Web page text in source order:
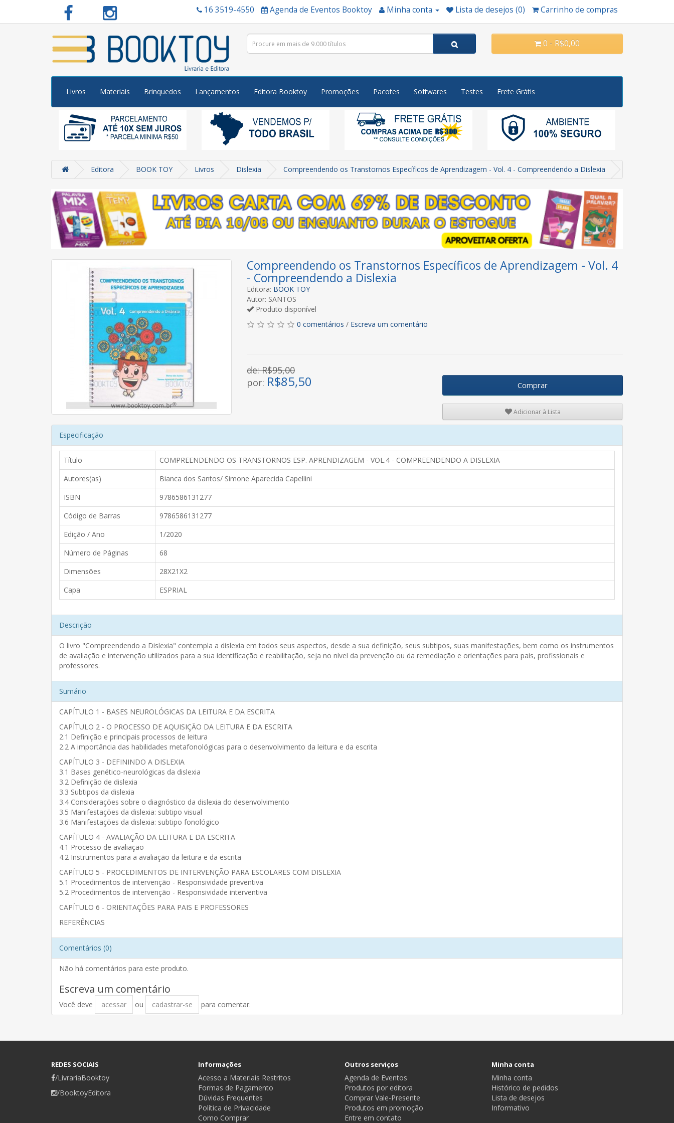
16 3519-4550 Agenda de Eventos Booktoy Minha conta Lista de desejos (0) Carrinho de compras
0 - R$0,00
Livros Materiais Brinquedos Lançamentos Editora Booktoy Promoções Pacotes Softwares Testes Frete Grátis
Editora BOOK TOY Livros Dislexia Compreendendo os Transtornos Específicos de Aprendizagem - Vol. 4 - Compreendendo a Dislexia
Compreendendo os Transtornos Específicos de Aprendizagem - Vol. 4
- Compreendendo a Dislexia
Editora: BOOK TOY
Autor: SANTOS
Produto disponível
0 comentários / Escreva um comentário
de: R$95,00
por: R$85,50 Comprar
Adicionar à Lista
Especificação
Título
COMPREENDENDO OS TRANSTORNOS ESP. APRENDIZAGEM - VOL.4 - COMPREENDENDO A DISLEXIA
Autores(as)
Bianca dos Santos/ Simone Aparecida Capellini
ISBN
9786586131277
Código de Barras
9786586131277
Edição / Ano
1/2020
Número de Páginas
68
Dimensões
28X21X2
Capa
ESPRIAL
Descrição
O livro "Compreendendo a Dislexia" contempla a dislexia em todos seus aspectos, desde a sua definição, seus subtipos, suas manifestações, bem como os instrumentos
de avaliação e intervenção utilizados para a sua identificação e reabilitação, seja no nível da prevenção ou da remediação e orientações para pais, profissionais e
professores.
Sumário
CAPÍTULO 1 - BASES NEUROLÓGICAS DA LEITURA E DA ESCRITA
CAPÍTULO 2 - O PROCESSO DE AQUISIÇÃO DA LEITURA E DA ESCRITA
2.1 Definição e principais processos de leitura
2.2 A importância das habilidades metafonológicas para o desenvolvimento da leitura e da escrita
CAPÍTULO 3 - DEFININDO A DISLEXIA
3.1 Bases genético-neurológicas da dislexia
3.2 Definição de dislexia
3.3 Subtipos da dislexia
3.4 Considerações sobre o diagnóstico da dislexia do desenvolvimento
3.5 Manifestações da dislexia: subtipo visual
3.6 Manifestações da dislexia: subtipo fonológico
CAPÍTULO 4 - AVALIAÇÃO DA LEITURA E DA ESCRITA
4.1 Processo de avaliação
4.2 Instrumentos para a avaliação da leitura e da escrita
CAPÍTULO 5 - PROCEDIMENTOS DE INTERVENÇÃO PARA ESCOLARES COM DISLEXIA
5.1 Procedimentos de intervenção - Responsividade preventiva
5.2 Procedimentos de intervenção - Responsividade interventiva
CAPÍTULO 6 - ORIENTAÇÕES PARA PAIS E PROFESSORES
REFERÊNCIAS
Comentários (0)
Não há comentários para este produto.
Escreva um comentário
Você deve acessar ou cadastrar-se para comentar.
REDES SOCIAIS
/LivrariaBooktoy
/BooktoyEditora
Informações
Acesso a Materiais Restritos
Formas de Pagamento
Dúvidas Frequentes
Política de Privacidade
Como Comprar
Outros serviços
Agenda de Eventos
Produtos por editora
Comprar Vale-Presente
Produtos em promoção
Entre em contato
Minha conta
Minha conta
Histórico de pedidos
Lista de desejos
Informativo